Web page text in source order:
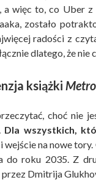
więc to, co Uber z
zostało
radości z
dlatego, że nie
książki
choć nie
Dla wszystkich,
wejście na nowe
do roku 2035. Z
Dmitrija